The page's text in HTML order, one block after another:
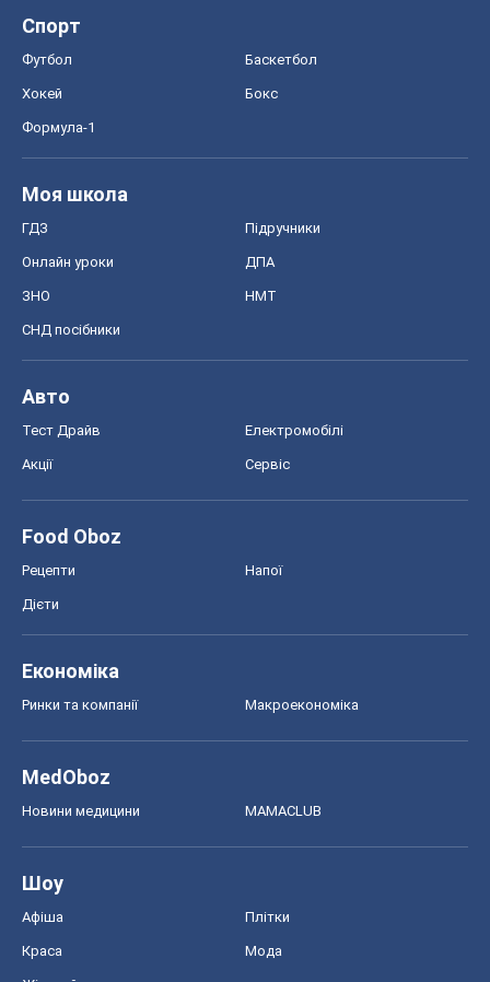
Спорт
Футбол Баскетбол
Хокей Бокс
Формула-1
Моя школа
ГДЗ Підручники
Онлайн уроки ДПА
ЗНО НМТ
СНД посібники
Авто
Тест Драйв Електромобілі
Акції Сервіс
Food Oboz
Рецепти Напої
Дієти
Економіка
Ринки та компанії Макроекономіка
MedOboz
Новини медицини MAMACLUB
Шоу
Афіша Плітки
Краса Мода